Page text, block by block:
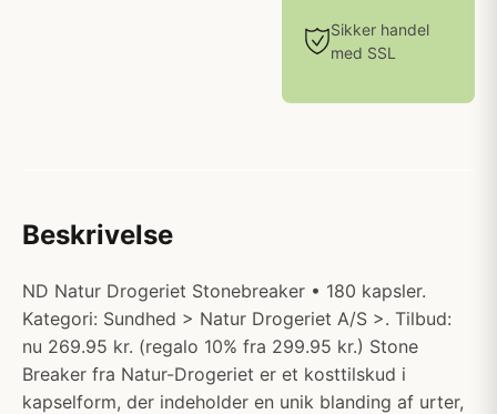
Sikker handel
med SSL
Beskrivelse
ND Natur Drogeriet Stonebreaker • 180 kapsler.
Kategori: Sundhed > Natur Drogeriet A/S >. Tilbud:
nu 269.95 kr. (regalo 10% fra 299.95 kr.) Stone
Breaker fra Natur-Drogeriet er et kosttilskud i
kapselform, der indeholder en unik blanding af urter,